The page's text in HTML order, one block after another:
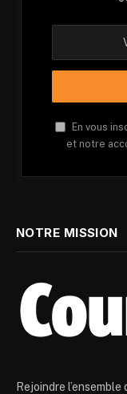
En vous
et notre
NOTRE MISSION
Rejoindre